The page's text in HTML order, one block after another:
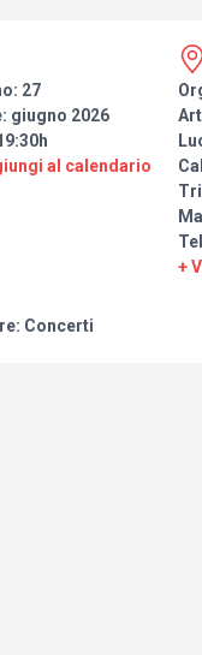
27
giugno 2026
al calendario
+
Concerti